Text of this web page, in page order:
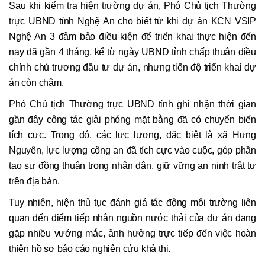
Sau khi kiểm tra hiện trường dự án, Phó Chủ tịch Thường
trực UBND tỉnh Nghệ An cho biết từ khi dự án KCN VSIP
Nghệ An 3 đảm bảo điều kiện để triển khai thực hiện đến
nay đã gần 4 tháng, kể từ ngày UBND tỉnh chấp thuận điều
chỉnh chủ trương đầu tư dự án, nhưng tiến độ triển khai dự
án còn chậm.
Phó Chủ tịch Thường trực UBND tỉnh ghi nhận thời gian
gần đây công tác giải phóng mặt bằng đã có chuyển biến
tích cực. Trong đó, các lực lượng, đặc biệt là xã Hưng
Nguyên, lực lượng công an đã tích cực vào cuộc, góp phần
tạo sự đồng thuận trong nhân dân, giữ vững an ninh trật tự
trên địa bàn.
Tuy nhiên, hiện thủ tục đánh giá tác động môi trường liên
quan đến điểm tiếp nhận nguồn nước thải của dự án đang
gặp nhiều vướng mắc, ảnh hưởng trực tiếp đến việc hoàn
thiện hồ sơ báo cáo nghiên cứu khả thi.